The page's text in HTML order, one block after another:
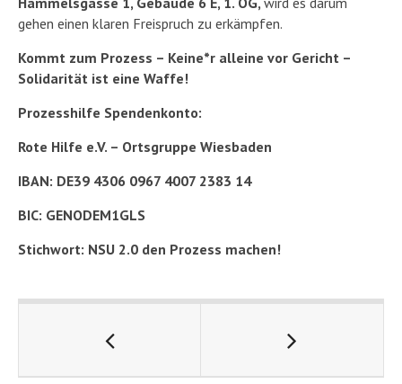
gehen einen klaren Freispruch zu erkämpfen.
Kommt zum Prozess – Keine*r alleine vor Gericht –
Solidarität ist eine Waffe!
Prozesshilfe Spendenkonto:
Rote Hilfe e.V. – Ortsgruppe Wiesbaden
IBAN: DE39 4306 0967 4007 2383 14
BIC: GENODEM1GLS
Stichwort: NSU 2.0 den Prozess machen!